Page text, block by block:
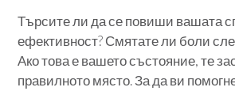
Търсите ли да се повиши вашата
ефективност? Смятате ли боли
Ако това е вашето състояние, те
правилното място. За да ви